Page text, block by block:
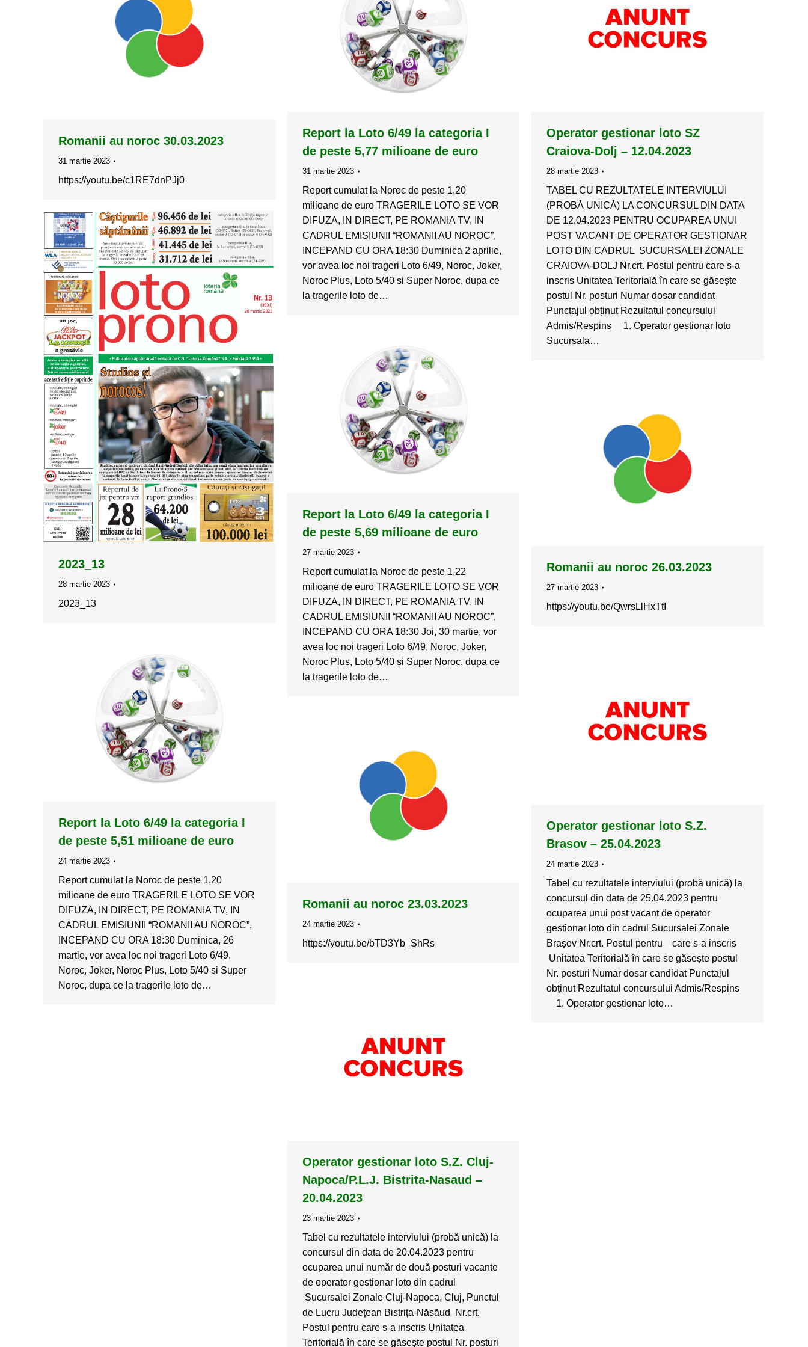
Romanii au noroc 30.03.2023
31 martie 2023
https://youtu.be/c1RE7dnPJj0
Report la Loto 6/49 la categoria I
de peste 5,77 milioane de euro
31 martie 2023
Report cumulat la Noroc de peste 1,20
milioane de euro TRAGERILE LOTO SE VOR
DIFUZA, IN DIRECT, PE ROMANIA TV, IN
CADRUL EMISIUNII “ROMANII AU NOROC”,
INCEPAND CU ORA 18:30 Duminica 2 aprilie,
vor avea loc noi trageri Loto 6/49, Noroc, Joker,
Noroc Plus, Loto 5/40 si Super Noroc, dupa ce
la tragerile loto de…
Operator gestionar loto SZ
Craiova-Dolj – 12.04.2023
28 martie 2023
TABEL CU REZULTATELE INTERVIULUI
(PROBĂ UNICĂ) LA CONCURSUL DIN DATA
DE 12.04.2023 PENTRU OCUPAREA UNUI
POST VACANT DE OPERATOR GESTIONAR
LOTO DIN CADRUL SUCURSALEI ZONALE
CRAIOVA-DOLJ Nr.crt. Postul pentru care s-a
inscris Unitatea Teritorială în care se găsește
postul Nr. posturi Numar dosar candidat
Punctajul obținut Rezultatul concursului
Admis/Respins 1. Operator gestionar loto
Sucursala…
2023_13
28 martie 2023
2023_13
Report la Loto 6/49 la categoria I
de peste 5,69 milioane de euro
27 martie 2023
Report cumulat la Noroc de peste 1,22
milioane de euro TRAGERILE LOTO SE VOR
DIFUZA, IN DIRECT, PE ROMANIA TV, IN
CADRUL EMISIUNII “ROMANII AU NOROC”,
INCEPAND CU ORA 18:30 Joi, 30 martie, vor
avea loc noi trageri Loto 6/49, Noroc, Joker,
Noroc Plus, Loto 5/40 si Super Noroc, dupa ce
la tragerile loto de…
Romanii au noroc 26.03.2023
27 martie 2023
https://youtu.be/QwrsLlHxTtI
Report la Loto 6/49 la categoria I
de peste 5,51 milioane de euro
24 martie 2023
Report cumulat la Noroc de peste 1,20
milioane de euro TRAGERILE LOTO SE VOR
DIFUZA, IN DIRECT, PE ROMANIA TV, IN
CADRUL EMISIUNII “ROMANII AU NOROC”,
INCEPAND CU ORA 18:30 Duminica, 26
martie, vor avea loc noi trageri Loto 6/49,
Noroc, Joker, Noroc Plus, Loto 5/40 si Super
Noroc, dupa ce la tragerile loto de…
Operator gestionar loto S.Z.
Brasov – 25.04.2023
24 martie 2023
Tabel cu rezultatele interviului (probă unică) la
concursul din data de 25.04.2023 pentru
ocuparea unui post vacant de operator
gestionar loto din cadrul Sucursalei Zonale
Brașov Nr.crt. Postul pentru care s-a inscris
Unitatea Teritorială în care se găsește postul
Nr. posturi Numar dosar candidat Punctajul
obținut Rezultatul concursului Admis/Respins
1. Operator gestionar loto…
Romanii au noroc 23.03.2023
24 martie 2023
https://youtu.be/bTD3Yb_ShRs
Operator gestionar loto S.Z. Cluj-
Napoca/P.L.J. Bistrita-Nasaud –
20.04.2023
23 martie 2023
Tabel cu rezultatele interviului (probă unică) la
concursul din data de 20.04.2023 pentru
ocuparea unui număr de două posturi vacante
de operator gestionar loto din cadrul
Sucursalei Zonale Cluj-Napoca, Cluj, Punctul
de Lucru Județean Bistrița-Năsăud Nr.crt.
Postul pentru care s-a inscris Unitatea
Teritorială în care se găsește postul Nr. posturi